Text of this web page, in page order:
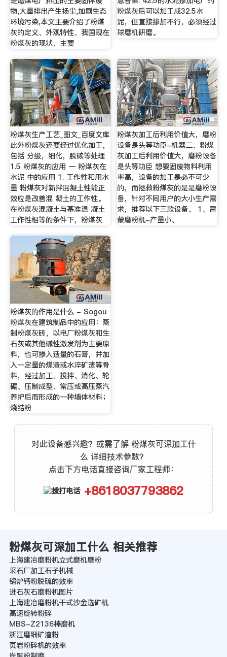
物,大量排出产生扬尘,加剧生态
环境污染,本文主要介绍了粉煤
灰的定义、外观特性、我国现在
粉煤灰的现状、主要
粉煤灰后可以加工成32.5水
泥，但直接掺加不行，必须经过
球磨机研磨。
粉煤灰生产工艺_图文_百度文库
此外粉煤灰还要经过优化加工，
包括 分级，细化，脱碳等处理
1.5 粉煤灰的应用 一 粉煤灰在
水泥 中的应用 1. 工作性和用水
量 粉煤灰对新拌混凝土性能正
效应是改善混 凝土的工作性。
在粉煤灰混凝土与基准混 凝土
工作性相等的条件下，粉煤灰
粉煤灰加工后利用价值大，磨粉
设备是头等功臣-机器二、粉煤
灰加工后利用价值大，磨粉设备
是头等功臣 想要固废物料利用
率高，设备的加工是必不可少
的，而拯救粉煤灰的是是磨粉设
备，针对不同用户的大小生产需
求，推荐以下三款设备。 1、雷
蒙磨粉机-产量小、
粉煤灰的作用是什么 - Sogou
粉煤灰在建筑制品中的应用：蒸
制粉煤灰砖，以电厂粉煤灰和生
石灰或其他碱性激发剂为主要原
料，也可掺入适量的石膏，并加
入一定量的煤渣或水淬矿渣等骨
料，经过加工、搅拌、消化、轮
碾、压制成型、常压或高压蒸汽
养护后而形成的一种墙体材料；
烧结粉
对此设备感兴趣？或需了解 粉煤灰可深加工什
么 详细技术参数？
点击下方电话直接咨询厂家工程师：
+8618037793862
粉煤灰可深加工什么 相关推荐
上海建冶磨粉机立式磨机磨粉
采石厂加工石子机械
锅炉钙粉脱硫的效率
进石灰石磨粉机图片
上海建冶磨粉机干式沙金选矿机
高速旋转粉碎
MBS-Z2136棒磨机
浙江磨细矿渣粉
页岩粉碎机的效率